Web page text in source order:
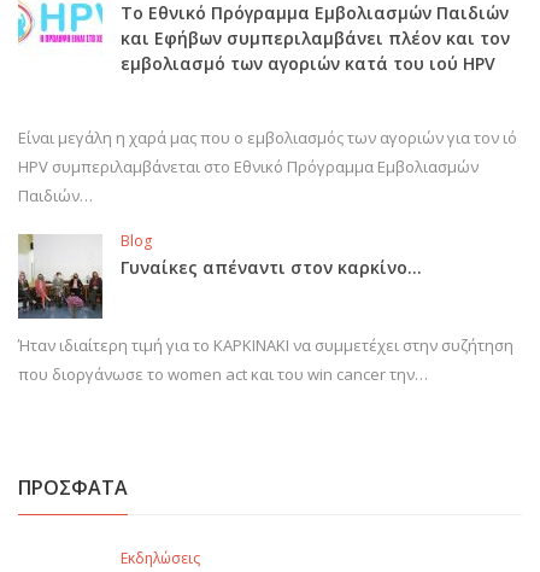
Το Εθνικό Πρόγραμμα Εμβολιασμών Παιδιών
και Εφήβων συμπεριλαμβάνει πλέον και τον
εμβολιασμό των αγοριών κατά του ιού HPV
Είναι μεγάλη η χαρά μας που ο εμβολιασμός των αγοριών για τον ιό
HPV συμπεριλαμβάνεται στο Εθνικό Πρόγραμμα Εμβολιασμών
Παιδιών…
Blog
Γυναίκες απέναντι στον καρκίνο…
Ήταν ιδιαίτερη τιμή για το ΚΑΡΚΙΝΑΚΙ να συμμετέχει στην συζήτηση
που διοργάνωσε το women act και του win cancer την…
ΠΡΟΣΦΑΤΑ
Εκδηλώσεις